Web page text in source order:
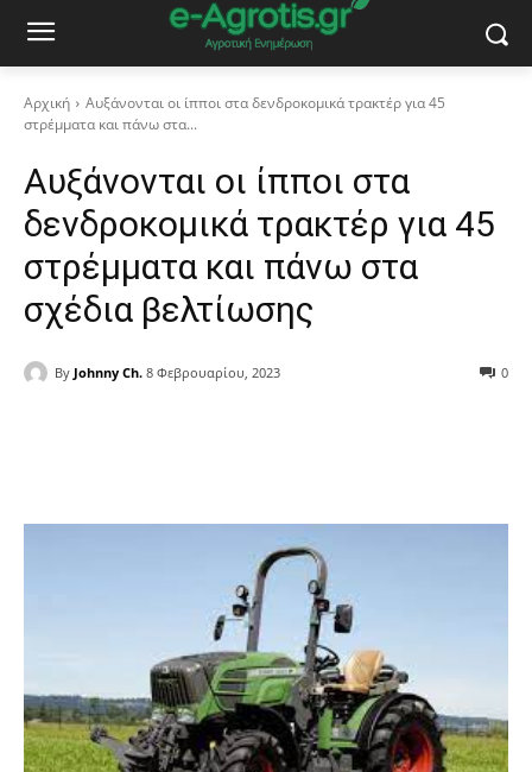
Αρχική
Αυξάνονται οι ίπποι στα δενδροκομικά τρακτέρ για 45
στρέμματα και πάνω στα...
Αυξάνονται οι ίπποι στα
δενδροκομικά τρακτέρ για 45
στρέμματα και πάνω στα
σχέδια βελτίωσης
By Johnny Ch. 8 Φεβρουαρίου, 2023 0